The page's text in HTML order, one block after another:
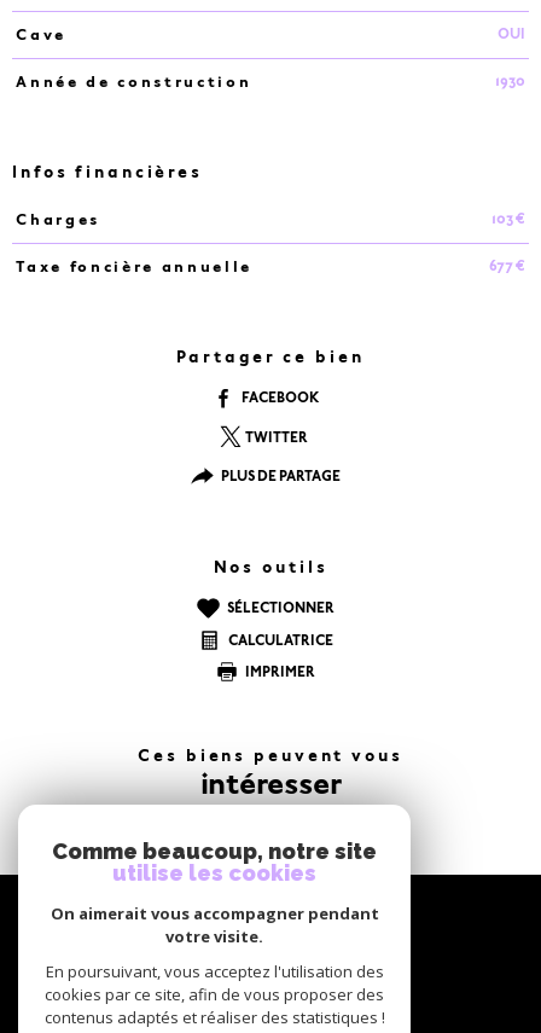
Cave OUI
Année de construction 1930
Infos financières
Caractéristiques
Charges 103 €
Taxe foncière annuelle 677 €
Partager ce bien
FACEBOOK
TWITTER
PLUS DE PARTAGE
Nos outils
SÉLECTIONNER
CALCULATRICE
IMPRIMER
Ces biens peuvent vous
intéresser
suivre
Comme beaucoup, notre site
utilise les cookies
On aimerait vous accompagner pendant
votre visite.
En poursuivant, vous acceptez l'utilisation des
cookies par ce site, afin de vous proposer des
contenus adaptés et réaliser des statistiques !